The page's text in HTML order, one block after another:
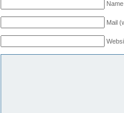
Mail